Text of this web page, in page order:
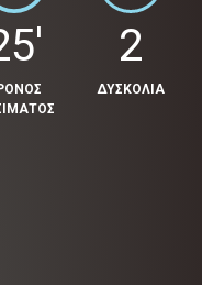
2
ΔΥΣΚΟΛΙΑ